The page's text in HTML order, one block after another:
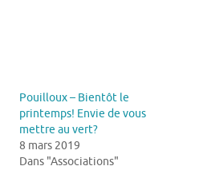
Pouilloux – Bientôt le
printemps! Envie de vous
mettre au vert?
8 mars 2019
Dans "Associations"